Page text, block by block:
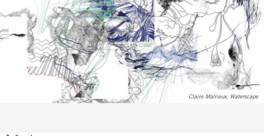
Fondation François Schneider
Claire Malrieux, Waterscape